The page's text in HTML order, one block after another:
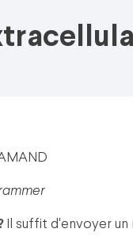
Il suffit d'envoyer un